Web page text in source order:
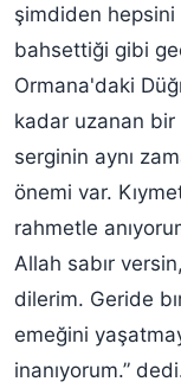
şimdiden hepsini
bahsettiği gibi
Ormana'daki
kadar uzanan bir
serginin aynı
önemi var.
rahmetle
Allah sabır
dilerim. Geride
emeğini
inanıyorum.”